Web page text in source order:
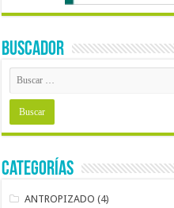
BUSCADOR
Categorías
ANTROPIZADO (4)